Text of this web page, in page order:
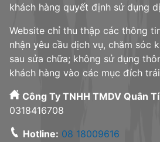
khách hàng quyết định sử dụng
Website chỉ thu thập các thông
nhận yêu cầu dịch vụ, chăm sóc
sau sửa chữa; không sử dụng
khách hàng vào các mục đích
Công Ty TNHH TMDV Quân
0318416708
Hotline: 08 18009616